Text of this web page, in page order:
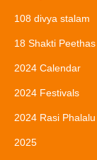
108 divya stalam
18 Shakti Peethas
2024 Calendar
2024 Festivals
2024 Rasi Phalalu
2025